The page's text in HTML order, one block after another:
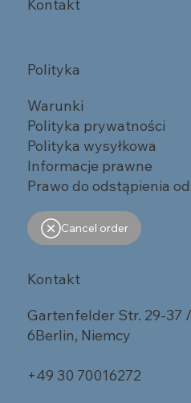
Kontakt
Polityka
Warunki
Polityka prywatności
Polityka wysyłkowa
Informacje prawne
Prawo do odstąpienia
Cancel order
Kontakt
Gartenfelder Str. 29-37
6Berlin, Niemcy
+49 30 70016272